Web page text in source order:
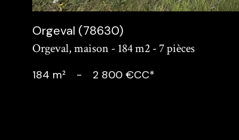
Orgeval (78630)
Orgeval, maison - 184 m2 - 7 pièces
184 m² - 2 800 €CC*